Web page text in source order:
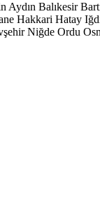
Aydın Balıkesir
Hakkari Hatay
Niğde Ordu